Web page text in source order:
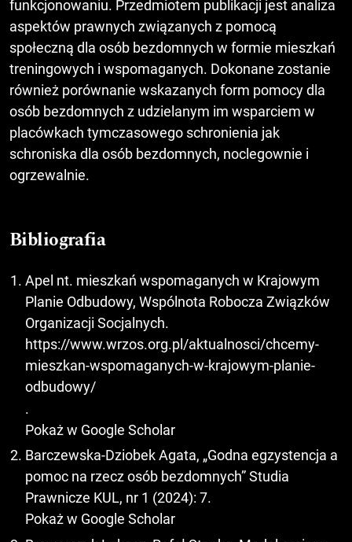
funkcjonowaniu. Przedmiotem publikacji jest analiza
aspektów prawnych związanych z pomocą
społeczną dla osób bezdomnych w formie mieszkań
treningowych i wspomaganych. Dokonane zostanie
również porównanie wskazanych form pomocy dla
osób bezdomnych z udzielanym im wsparciem w
placówkach tymczasowego schronienia jak
schroniska dla osób bezdomnych, noclegownie i
ogrzewalnie.
Bibliografia
Apel nt. mieszkań wspomaganych w Krajowym
Planie Odbudowy, Wspólnota Robocza Związków
Organizacji Socjalnych.
https://www.wrzos.org.pl/aktualnosci/chcemy-
mieszkan-wspomaganych-w-krajowym-planie-
odbudowy/
.
Pokaż w Google Scholar
Barczewska-Dziobek Agata, „Godna egzystencja a
pomoc na rzecz osób bezdomnych” Studia
Prawnicze KUL, nr 1 (2024): 7.
Pokaż w Google Scholar